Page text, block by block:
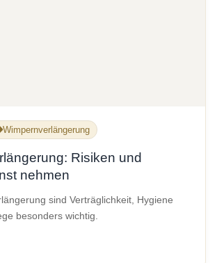
Wimpernverlängerung
Risiken und
nehmen
sind Verträglichkeit, Hygiene
besonders wichtig.